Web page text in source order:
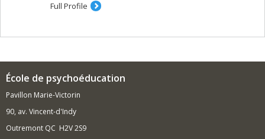
Full Profile
École de psychoéducation
Pavillon Marie-Victorin
90, av. Vincent-d'Indy
Outremont QC H2V 2S9